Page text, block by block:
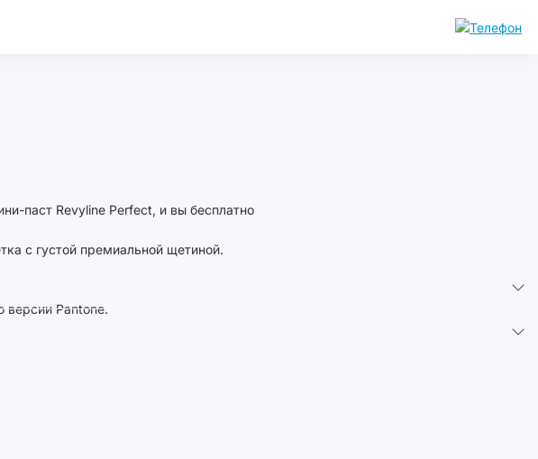
паст Revyline Perfect, и вы бесплатно
с густой премиальной щетиной.
версии Pantone.